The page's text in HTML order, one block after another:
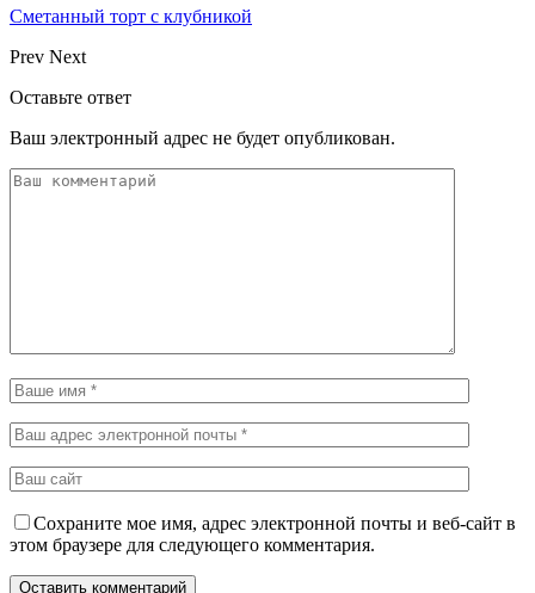
Сметанный торт с клубникой
Prev Next
Оставьте ответ
Ваш электронный адрес не будет опубликован.
Сохраните мое имя, адрес электронной почты и веб-сайт в
этом браузере для следующего комментария.